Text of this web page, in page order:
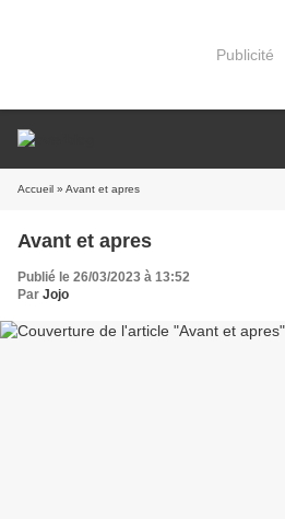
Publicité
Accueil » Avant et apres
Avant et apres
Publié le 26/03/2023 à 13:52
Par Jojo